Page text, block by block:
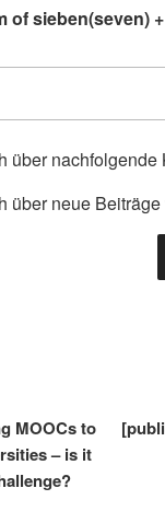
of sieben(seven)
über nachfolgende
über neue
MOOCs to
– is it